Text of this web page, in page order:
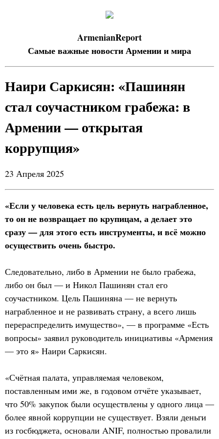
ArmenianReport
Самые важные новости Армении и мира
Наири Саркисян: «Пашинян
стал соучастником грабежа: в
Армении — открытая
коррупция»
23 Апреля 2025
«Если у человека есть цель вернуть награбленное,
то он не возвращает по крупицам, а делает это
сразу — для этого есть инструменты, и всё можно
осуществить очень быстро.
Следовательно, либо в Армении не было грабежа,
либо он был — и Никол Пашинян стал его
соучастником. Цель Пашиняна — не вернуть
награбленное и не развивать страну, а всего лишь
перераспределить имущество», — в программе «Есть
вопросы» заявил руководитель инициативы «Армения
— это я» Наири Саркисян.
«Счётная палата, управляемая человеком,
поставленным ими же, в годовом отчёте указывает,
что 50% закупок были осуществлены у одного лица —
более явной коррупции не существует. Взяли деньги
из госбюджета, основали ANIF, полностью провалили